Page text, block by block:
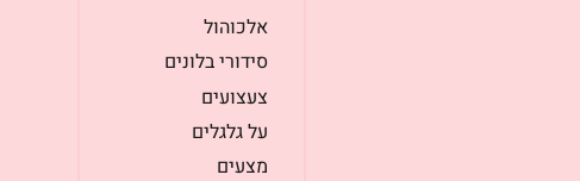
אלכוהול
סידורי בלונים
צעצועים
על גלגלים
מצעים